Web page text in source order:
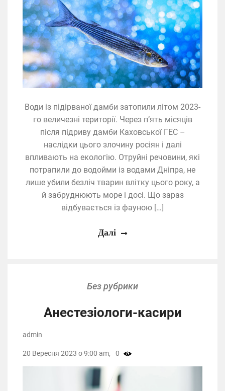
Води із підірваної дамби затопили літом 2023-
го величезні території. Через п’ять місяців
після підриву дамби Каховської ГЕС –
наслідки цього злочину росіян і далі
впливають на екологію. Отруйні речовини, які
потрапили до водойми із водами Дніпра, не
лише убили безліч тварин влітку цього року, а
й забруднюють море і досі. Що зараз
відбувається із фауною […]
Далі
Без рубрики
Анестезіологи-касири
admin
20 Вересня 2023 о 9:00 am, 0